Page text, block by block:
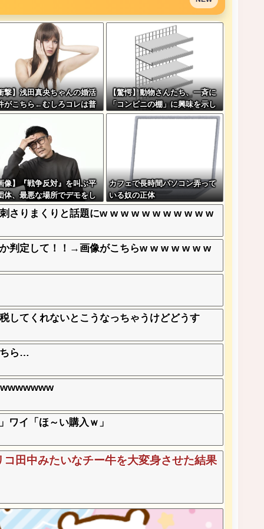
撃】浅田真央ちゃんの婚活
がこちら←むしろコレは普
ゃね？w w w w w w w w
【驚愕】動物さんたち、一斉に
「コンビニの棚」に興味を示し
始める・・・
像】『戦争反対』を叫ぶ平
体、最悪な場所でデモをし
まう
カフェで長時間パソコン弄って
いる奴の正体
さりまくりと話題にw w w w w w w w w w w
判定して！！→画像がこちらw w w w w w w
してくれないとこうなっちゃうけどどうす
ら…
ワイ「ほ～い購入ｗ」
田中みたいなチー牛を大変身させた結果